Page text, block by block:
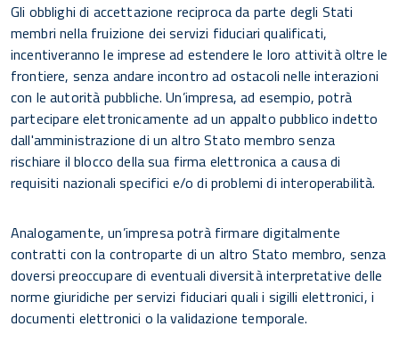
Gli obblighi di accettazione reciproca da parte degli Stati
membri nella fruizione dei servizi fiduciari qualificati,
incentiveranno le imprese ad estendere le loro attività oltre le
frontiere, senza andare incontro ad ostacoli nelle interazioni
con le autorità pubbliche. Un’impresa, ad esempio, potrà
partecipare elettronicamente ad un appalto pubblico indetto
dall'amministrazione di un altro Stato membro senza
rischiare il blocco della sua firma elettronica a causa di
requisiti nazionali specifici e/o di problemi di interoperabilità.
Analogamente, un’impresa potrà firmare digitalmente
contratti con la controparte di un altro Stato membro, senza
doversi preoccupare di eventuali diversità interpretative delle
norme giuridiche per servizi fiduciari quali i sigilli elettronici, i
documenti elettronici o la validazione temporale.